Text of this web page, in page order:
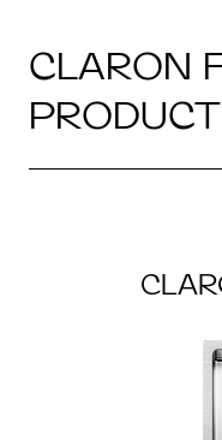
CLARON